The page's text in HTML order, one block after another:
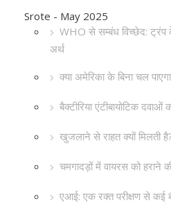
Srote - May 2025
WHO से सम्बंध विच्छेद:
अर्थ
क्या अमेरिका के बिना चल
बैक्टीरिया एंटीबायोटिक
खुजलाने से राहत क्यों मिलती
चमगादड़ों में वायरस को हराने
एआई: एक रक्त परीक्षण से कई